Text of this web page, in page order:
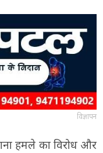
विज्ञापन
हमले का विरोध और